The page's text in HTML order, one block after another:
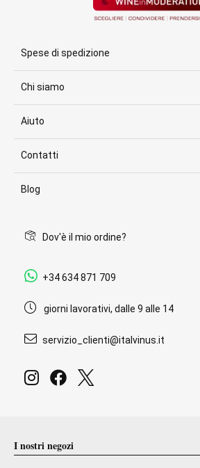
Spese di spedizione
Chi siamo
Aiuto
Contatti
Blog
Dov'è il mio ordine?
+34 634 871 709
giorni lavorativi, dalle 9 alle 14
servizio_clienti@italvinus.it
I nostri negozi